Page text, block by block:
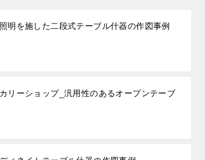
明を施した二段式テーブル什器の作図事例
リーショップ_汎用性のあるオープンテーブ